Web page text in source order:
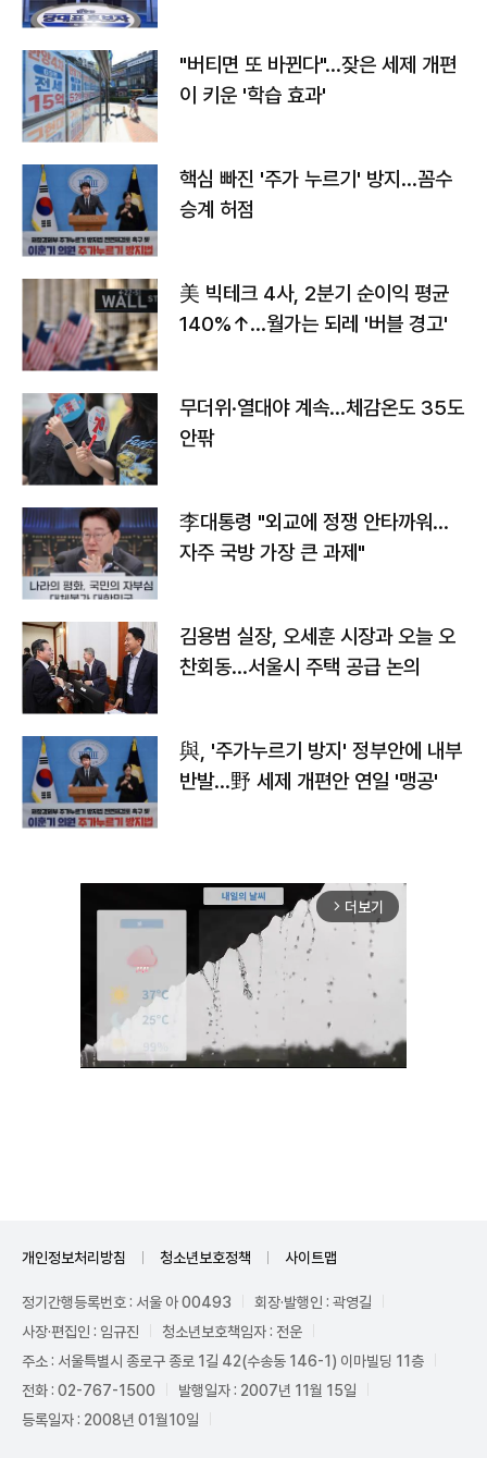
"버티면 또 바뀐다"…잦은 세제 개편
이 키운 '학습 효과'
핵심 빠진 '주가 누르기' 방지…꼼수
승계 허점
美 빅테크 4사, 2분기 순이익 평균
140%↑…월가는 되레 '버블 경고'
무더위·열대야 계속…체감온도 35도
안팎
李대통령 "외교에 정쟁 안타까워…
자주 국방 가장 큰 과제"
김용범 실장, 오세훈 시장과 오늘 오
찬회동...서울시 주택 공급 논의
與, '주가누르기 방지' 정부안에 내부
반발…野 세제 개편안 연일 '맹공'
arrow_forward_ios 더보기
개인정보처리방침 청소년보호정책 사이트맵
정기간행등록번호 : 서울 아 00493
회장·발행인 : 곽영길
사장·편집인 : 임규진
청소년보호책임자 : 전운
주소 : 서울특별시 종로구 종로 1길 42(수송동 146-1) 이마빌딩 11층
전화 : 02-767-1500
발행일자 : 2007년 11월 15일
등록일자 : 2008년 01월10일